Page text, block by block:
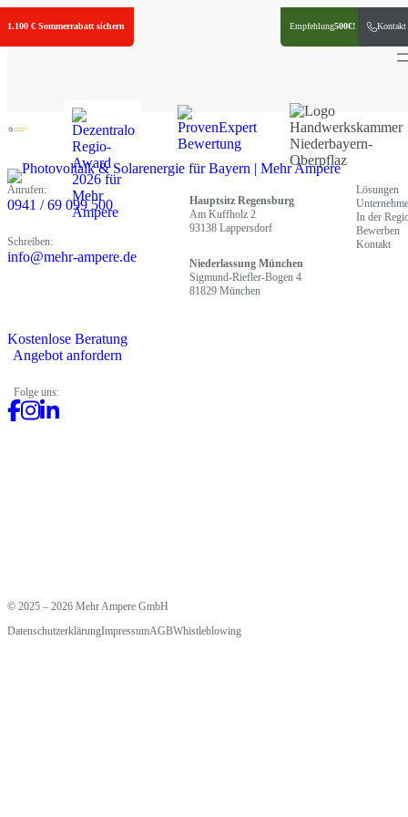
Inhalt
springen
1.100 € Sommerrabatt sichern Empfehlung500€! Kontakt
4.9 Sterne
Anrufen:
0941 / 69 099 500
Schreiben:
info@mehr-ampere.de
Hauptsitz Regensburg
Am Kuffholz 2
93138 Lappersdorf
Niederlassung München
Sigmund-Riefler-Bogen 4
81829 München
Lösungen
In der
Bewerben
Kontakt
Kostenlose Beratung
Angebot anfordern
Folge uns:
© 2025 – 2026 Mehr Ampere GmbH
DatenschutzerklärungImpressumAGBWhistleblowing